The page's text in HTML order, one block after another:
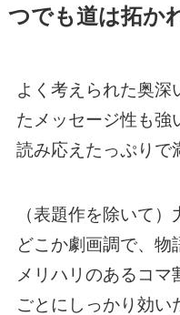
つでも道は拓か
よく考えられた奥深
たメッセージ性も強
読み応えたっぷりで
（表題作を除いて
どこか劇画調で、物
メリハリのあるコ
ごとにしっかり効い